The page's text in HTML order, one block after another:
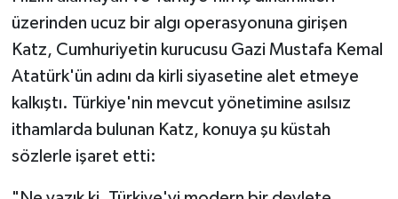
üzerinden ucuz bir algı operasyonuna girişen
Katz, Cumhuriyetin kurucusu Gazi Mustafa Kemal
Atatürk'ün adını da kirli siyasetine alet etmeye
kalkıştı. Türkiye'nin mevcut yönetimine asılsız
ithamlarda bulunan Katz, konuya şu küstah
sözlerle işaret etti: